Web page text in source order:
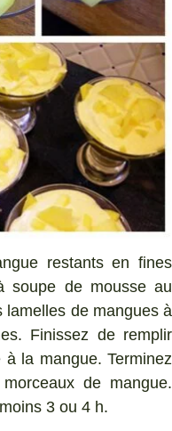
restants en fines
soupe de mousse au
lamelles de mangues à
Finissez de remplir
la mangue. Terminez
de mangue.
3 ou 4 h.